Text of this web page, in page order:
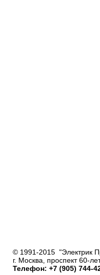
© 1991-2015 "Электрик
г. Москва, проспект 60-
Телефон: +7 (905) 744-